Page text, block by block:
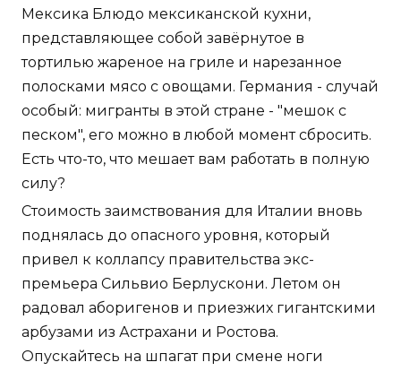
Мексика Блюдо мексиканской кухни,
представляющее собой завёрнутое в
тортилью жареное на гриле и нарезанное
полосками мясо с овощами. Германия - случай
особый: мигранты в этой стране - "мешок с
песком", его можно в любой момент сбросить.
Есть что-то, что мешает вам работать в полную
силу?
Стоимость заимствования для Италии вновь
поднялась до опасного уровня, который
привел к коллапсу правительства экс-
премьера Сильвио Берлускони. Летом он
радовал аборигенов и приезжих гигантскими
арбузами из Астрахани и Ростова.
Опускайтесь на шпагат при смене ноги